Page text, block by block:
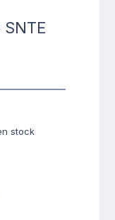
stock